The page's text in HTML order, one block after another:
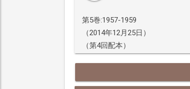
第5巻:1957-1959
（2014年12月25日）
（第4回配本）